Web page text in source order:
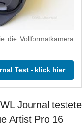
die Vollformatkamera
Test - klick hier
Journal testete
Artist Pro 16